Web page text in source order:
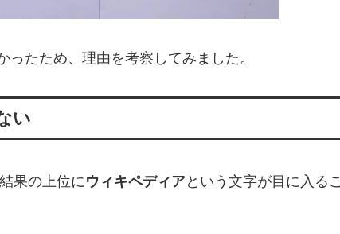
たため、理由を考察してみました。
い
果の上位に ウィキペディアという文字が目に入るこ